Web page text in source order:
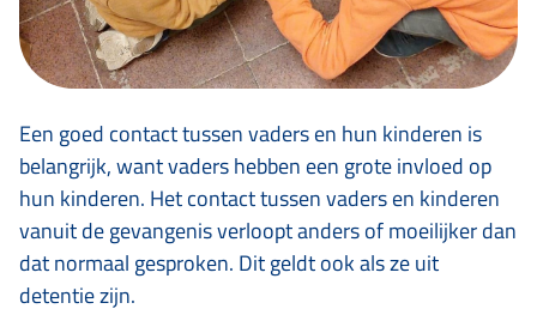
Een goed contact tussen vaders en hun kinderen is
belangrijk, want vaders hebben een grote invloed op
hun kinderen. Het contact tussen vaders en kinderen
vanuit de gevangenis verloopt anders of moeilijker dan
dat normaal gesproken. Dit geldt ook als ze uit
detentie zijn.